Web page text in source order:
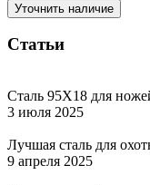
Уточнить наличие
Статьи
Сталь 95Х18 для
3 июля 2025
Лучшая сталь для
9 апреля 2025